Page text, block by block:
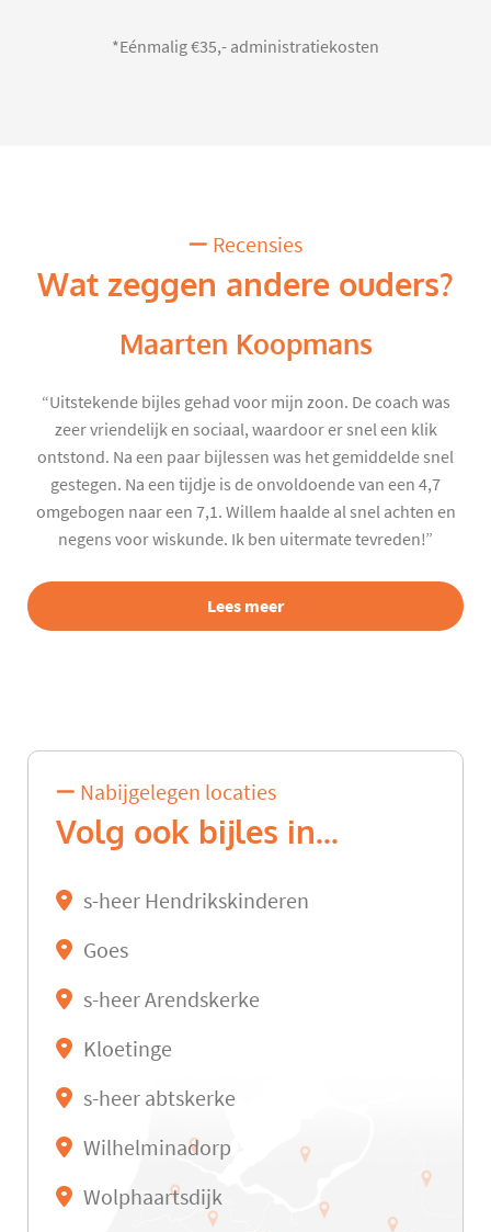
*Eénmalig €35,- administratiekosten
Recensies
Wat zeggen andere ouders?
Maarten Koopmans
“Uitstekende bijles gehad voor mijn zoon. De coach was
zeer vriendelijk en sociaal, waardoor er snel een klik
ontstond. Na een paar bijlessen was het gemiddelde snel
gestegen. Na een tijdje is de onvoldoende van een 4,7
omgebogen naar een 7,1. Willem haalde al snel achten en
negens voor wiskunde. Ik ben uitermate tevreden!”
Lees meer
Nabijgelegen locaties
Volg ook bijles in...
s-heer Hendrikskinderen
Goes
s-heer Arendskerke
Kloetinge
s-heer abtskerke
Wilhelminadorp
Wolphaartsdijk